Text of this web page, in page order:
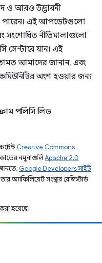
ও আরও উদ্ভাবনী
পারেন। এই আপডেটগুলো
সংশোধিত নীতিমালাগুলো
সেন্টারে যান। এই
আমাদের জানান, এবং
অংশ হওয়ার জন্য
পলিসি লিড
Creative Commons
নমুনাগুলিApache 2.0
Google Developers সাইট
সংস্থার রেজিস্টার্ড
হয়েছে।